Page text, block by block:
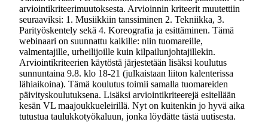
arviointikriteerimuutoksesta. Arvioinnin kriteerit muutettiin
seuraaviksi: 1. Musiikkiin tanssiminen 2. Tekniikka, 3.
Parityöskentely sekä 4. Koreografia ja esittäminen. Tämä
webinaari on suunnattu kaikille: niin tuomareille,
valmentajille, urheilijoille kuin kilpailunjohtajillekin.
Arviointikriteerien käytöstä järjestetään lisäksi koulutus
sunnuntaina 9.8. klo 18-21 (julkaistaan liiton kalenterissa
lähiaikoina). Tämä koulutus toimii samalla tuomareiden
päivityskoulutuksena. Lisäksi arviointikriteerejä esitellään
kesän VL maajoukkueleirillä. Nyt on kuitenkin jo hyvä aika
tutustua taulukkotyökaluun, jonka löydätte tästä uutisesta.